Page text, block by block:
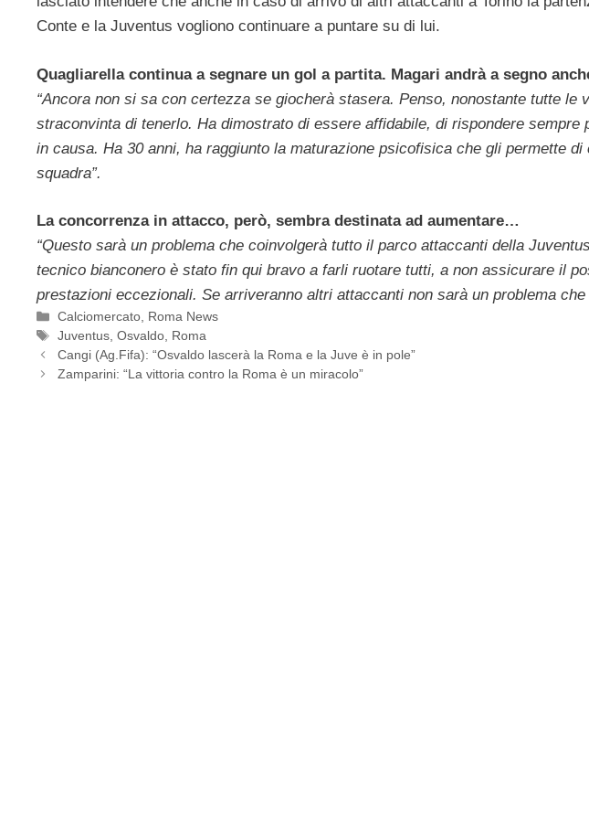
Conte e la Juventus vogliono continuare a puntare su di lui.
Quagliarella continua a segnare un gol a partita. Magari andrà a segno
“Ancora non si sa con certezza se giocherà stasera. Penso, nonostante tutte le
straconvinta di tenerlo. Ha dimostrato di essere affidabile, di rispondere sempre
in causa. Ha 30 anni, ha raggiunto la maturazione psicofisica che gli permette
squadra”.
La concorrenza in attacco, però, sembra destinata ad aumentare…
“Questo sarà un problema che coinvolgerà tutto il parco attaccanti della
tecnico bianconero è stato fin qui bravo a farli ruotare tutti, a non assicurare il
prestazioni eccezionali. Se arriveranno altri attaccanti non sarà un problema che
Categorie
Calciomercato, Roma News
Tag
Juventus,Osvaldo, Roma
Cangi (Ag.Fifa): “Osvaldo lascerà la Roma e la Juve è in pole”
Zamparini: “La vittoria contro la Roma è un miracolo”